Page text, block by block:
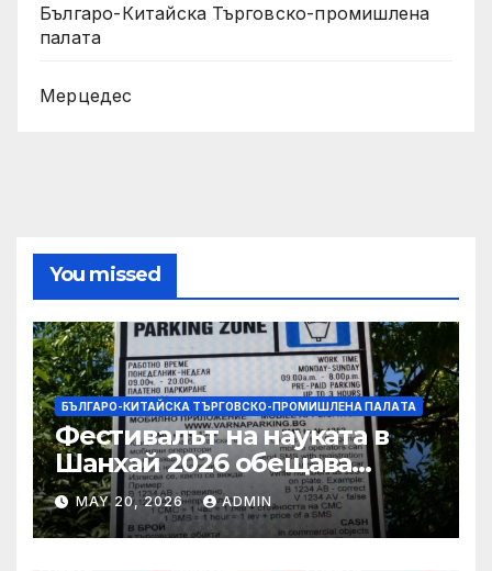
Българо-Китайска Търговско-промишлена
палaта
Мерцедес
You missed
БЪЛГАРО-КИТАЙСКА ТЪРГОВСКО-ПРОМИШЛЕНА ПАЛAТА
Фестивалът на науката в
Шанхай 2026 обещава
вълнуващи научно-
технологични иновации
MAY 20, 2026 ADMIN